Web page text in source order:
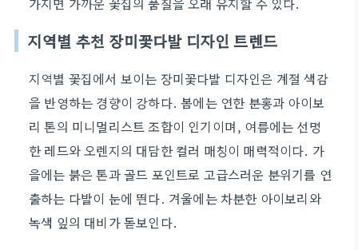
지역별 추천 장미꽃다발 디자인 트렌드
지역별 꽃집에서 보이는 장미꽃다발 디자인은 계절 색감
을 반영하는 경향이 강하다. 봄에는 연한 분홍과 아이보
리 톤의 미니멀리스트 조합이 인기이며, 여름에는 선명
한 레드와 오렌지의 대담한 컬러 매칭이 매력적이다. 가
을에는 붉은 톤과 골드 포인트로 고급스러운 분위기를 연
출하는 다발이 눈에 띈다. 겨울에는 차분한 아이보리와
녹색 잎의 대비가 돋보인다.